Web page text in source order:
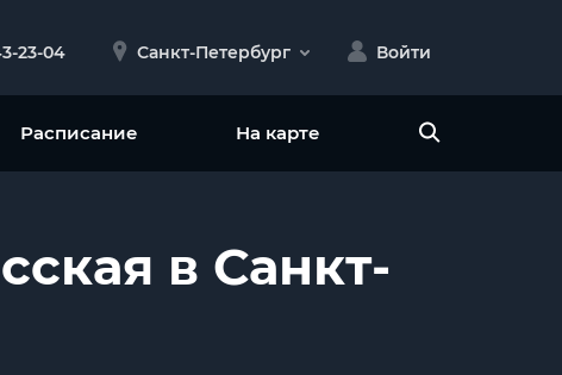
23-04 Санкт-Петербург Войти
Расписание На карте
в Санкт-